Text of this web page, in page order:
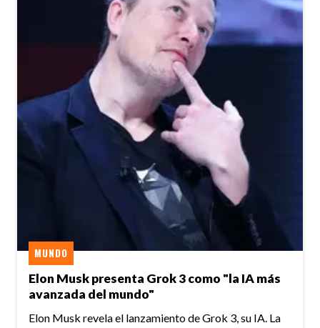
Elon Musk presenta Grok 3 como "la IA más
avanzada del mundo"
MUNDO
Elon Musk revela el lanzamiento de Grok 3, su IA. La